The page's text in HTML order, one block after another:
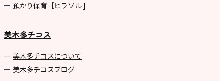
預かり保育［ヒラソル ]
美木多チコス
美⽊多チコスについて
美⽊多チコスブログ